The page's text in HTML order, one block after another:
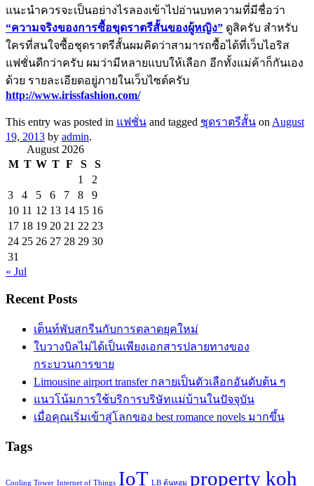
แนะนำควรจะเป็นอย่างไรลองเข้าไปอ่านบทความที่มีชื่อว่า
“ความจริงของการซื้อขุดราตรีสั้นของผู้หญิง” ดูสิครับ สำหรับ
ใครที่สนใจซื้อชุดราตรีสั้นผมคิดว่าสามารถซื้อได้ที่เว็บไอริส
แฟชั่นดีกว่าครับ ผมว่ามีหลายแบบให้เลือก อีกทั้งแม่ค้าก็กันเอง
ด้วย รายละเอียดอยู่ภายในเว็บไซต์ครับ
http://www.irissfashion.com/
This entry was posted in แฟชั่น and tagged ชุดราตรีสั้น onAugust
19, 2013 by admin.
August 2026
M T W T F S
S
1
2
3
4 5 6 7 8
9
10 11 12 13 14 15 16
17 18 19 20 21 22 23
24 25 26 27 28 29 30
31
« Jul
Recent Posts
เต็นท์พับสกรีนกับการตลาดยุคใหม่
ใบวางบิลไม่ได้เป็นเพียงเอกสารปลายทางของ
กระบวนการขาย
Limousine airport transfer กลายเป็นตัวเลือกอันดับต้น ๆ
แนวโน้มการใช้บริการบริษัทแม่บ้านในปัจจุบัน
เมื่อคุณเริ่มเข้าสู่โลกของ best romance novels มากขึ้น
Tags
Cooling Tower Internet of Things IoT LB ต้นหอม property koh